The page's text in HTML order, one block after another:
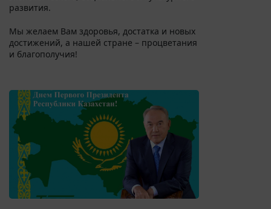
развития.
Мы желаем Вам здоровья, достатка и новых
достижений, а нашей стране – процветания
и благополучия!